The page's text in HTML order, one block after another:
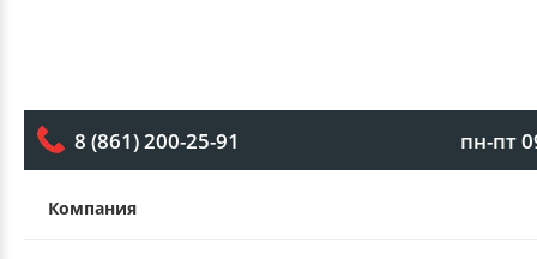
8 (861) 200-25-91 пн-пт
Компания